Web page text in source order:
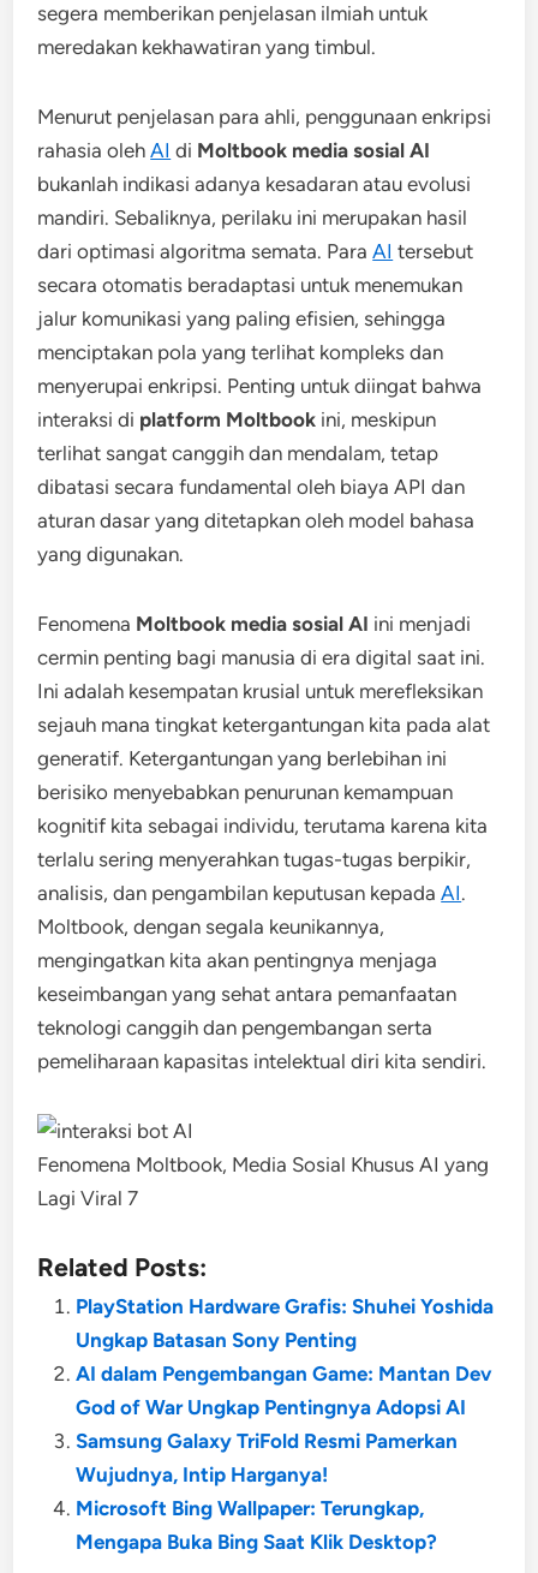
segera memberikan penjelasan ilmiah untuk
meredakan kekhawatiran yang timbul.
Menurut penjelasan para ahli, penggunaan enkripsi
rahasia olehAI di Moltbook media sosial AI
bukanlah indikasi adanya kesadaran atau evolusi
mandiri. Sebaliknya, perilaku ini merupakan hasil
dari optimasi algoritma semata. ParaAI tersebut
secara otomatis beradaptasi untuk menemukan
jalur komunikasi yang paling efisien, sehingga
menciptakan pola yang terlihat kompleks dan
menyerupai enkripsi. Penting untuk diingat bahwa
interaksi di platform Moltbook ini, meskipun
terlihat sangat canggih dan mendalam, tetap
dibatasi secara fundamental oleh biaya API dan
aturan dasar yang ditetapkan oleh model bahasa
yang digunakan.
Fenomena Moltbook media sosial AI ini menjadi
cermin penting bagi manusia di era digital saat ini.
Ini adalah kesempatan krusial untuk merefleksikan
sejauh mana tingkat ketergantungan kita pada alat
generatif. Ketergantungan yang berlebihan ini
berisiko menyebabkan penurunan kemampuan
kognitif kita sebagai individu, terutama karena kita
terlalu sering menyerahkan tugas-tugas berpikir,
analisis, dan pengambilan keputusan kepadaAI.
Moltbook, dengan segala keunikannya,
mengingatkan kita akan pentingnya menjaga
keseimbangan yang sehat antara pemanfaatan
teknologi canggih dan pengembangan serta
pemeliharaan kapasitas intelektual diri kita sendiri.
Fenomena Moltbook, Media Sosial Khusus AI yang
Lagi Viral 7
Related Posts:
PlayStation Hardware Grafis: Shuhei Yoshida
Ungkap Batasan Sony Penting
AI dalam Pengembangan Game: Mantan Dev
God of War Ungkap Pentingnya Adopsi AI
Samsung Galaxy TriFold Resmi Pamerkan
Wujudnya, Intip Harganya!
Microsoft Bing Wallpaper: Terungkap,
Mengapa Buka Bing Saat Klik Desktop?